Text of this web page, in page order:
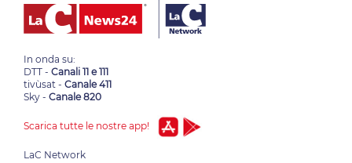
In onda su:
DTT - Canali 11 e 111
tivùsat - Canale 411
Sky - Canale 820
Scarica tutte le nostre app!